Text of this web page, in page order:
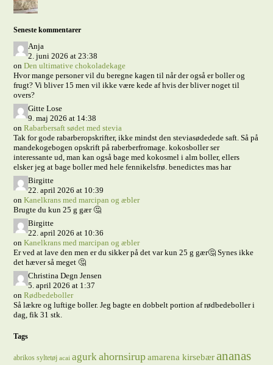
Seneste kommentarer
Anja
2. juni 2026 at 23:38
onDen ultimative chokoladekage
Hvor mange personer vil du beregne kagen til når der også er boller og
frugt? Vi bliver 15 men vil ikke være kede af hvis der bliver noget til
overs?
Gitte Lose
9. maj 2026 at 14:38
onRabarbersaft sødet med stevia
Tak for gode rabarberopskrifter, ikke mindst den steviasødedede saft. Så på
mandekogebogen opskrift på raberberfromage. kokosboller ser
interessante ud, man kan også bage med kokosmel i alm boller, ellers
elsker jeg at bage boller med hele fennikelsfrø. benedictes mas har
Birgitte
22. april 2026 at 10:39
onKanelkrans med marcipan og æbler
Brugte du kun 25 g gær 🤔
Birgitte
22. april 2026 at 10:36
onKanelkrans med marcipan og æbler
Er ved at lave den men er du sikker på det var kun 25 g gær🤔 Synes ikke
det hæver så meget 🤔
Christina Degn Jensen
5. april 2026 at 1:37
onRødbedeboller
Så lækre og luftige boller. Jeg bagte en dobbelt portion af rødbedeboller i
dag, fik 31 stk.
Tags
abrikos syltetøj acai agurkahornsirupamarena kirsebærananas